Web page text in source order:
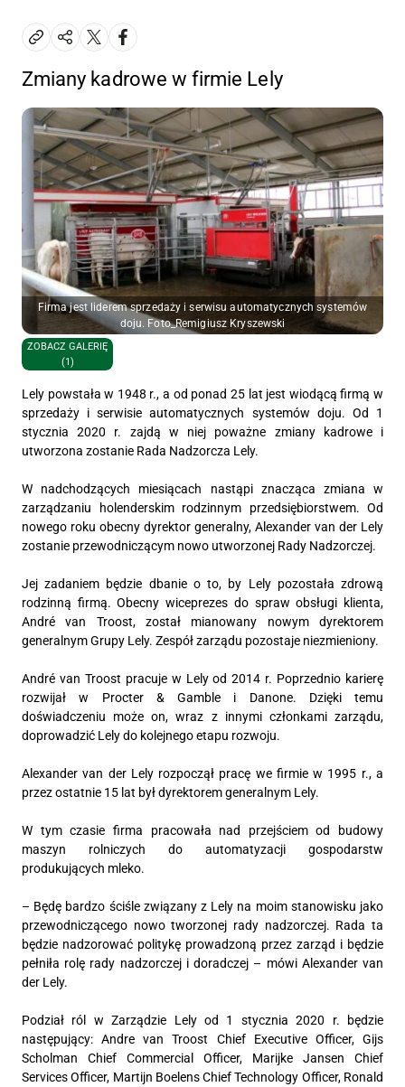
Zmiany kadrowe w firmie Lely
Firma jest liderem sprzedaży i serwisu automatycznych systemów
doju. Foto_Remigiusz Kryszewski
ZOBACZ GALERIĘ
(1)
Lely powstała w 1948 r., a od ponad 25 lat jest wiodącą firmą w
sprzedaży i serwisie automatycznych systemów doju. Od 1
stycznia 2020 r. zajdą w niej poważne zmiany kadrowe i
utworzona zostanie Rada Nadzorcza Lely.
W nadchodzących miesiącach nastąpi znacząca zmiana w
zarządzaniu holenderskim rodzinnym przedsiębiorstwem. Od
nowego roku obecny dyrektor generalny, Alexander van der Lely
zostanie przewodniczącym nowo utworzonej Rady Nadzorczej.
Jej zadaniem będzie dbanie o to, by Lely pozostała zdrową
rodzinną firmą. Obecny wiceprezes do spraw obsługi klienta,
André van Troost, został mianowany nowym dyrektorem
generalnym Grupy Lely. Zespół zarządu pozostaje niezmieniony.
André van Troost pracuje w Lely od 2014 r. Poprzednio karierę
rozwijał w Procter & Gamble i Danone. Dzięki temu
doświadczeniu może on, wraz z innymi członkami zarządu,
doprowadzić Lely do kolejnego etapu rozwoju.
Alexander van der Lely rozpoczął pracę we firmie w 1995 r., a
przez ostatnie 15 lat był dyrektorem generalnym Lely.
W tym czasie firma pracowała nad przejściem od budowy
maszyn rolniczych do automatyzacji gospodarstw
produkujących mleko.
– Będę bardzo ściśle związany z Lely na moim stanowisku jako
przewodniczącego nowo tworzonej rady nadzorczej. Rada ta
będzie nadzorować politykę prowadzoną przez zarząd i będzie
pełniła rolę rady nadzorczej i doradczej – mówi Alexander van
der Lely.
Podział ról w Zarządzie Lely od 1 stycznia 2020 r. będzie
następujący: Andre van Troost Chief Executive Officer, Gijs
Scholman Chief Commercial Officer, Marijke Jansen Chief
Services Officer, Martijn Boelens Chief Technology Officer, Ronald